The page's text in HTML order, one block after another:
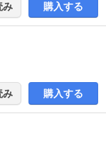
購入する
購入する